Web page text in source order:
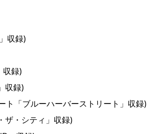
収録)
録)
収録)
「ブルーハーバーストリート」収録)
ザ・シティ」収録)